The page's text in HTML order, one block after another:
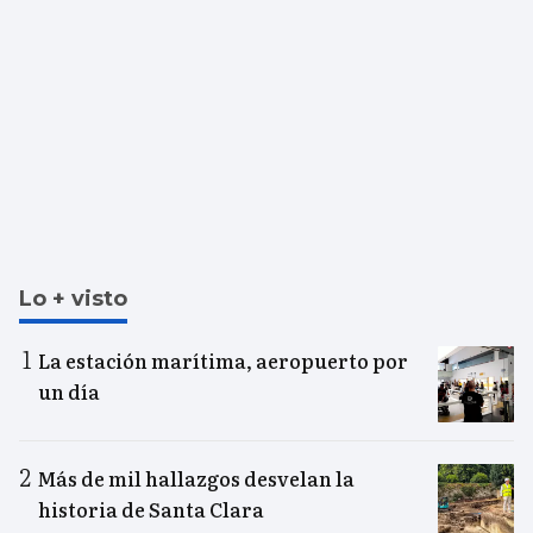
Lo + visto
La estación marítima, aeropuerto por
un día
Más de mil hallazgos desvelan la
historia de Santa Clara